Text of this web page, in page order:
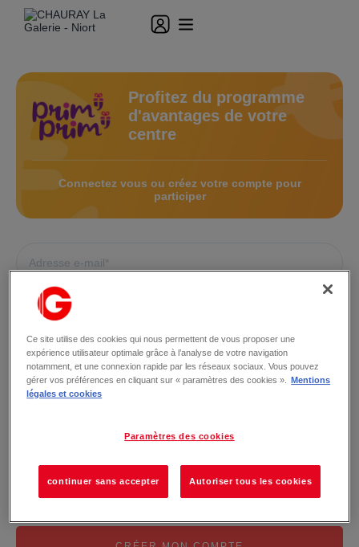
Profitez du programme
d'avantages de votre
centre
Connectez vous ou créez votre compte pour
participer
Se souvenir de moi
Pas encore inscrit ?
Ce site utilise des cookies qui nous permettent de vous proposer une
expérience utilisateur optimale grâce à l’analyse de votre navigation
notamment, et une connexion rapide par les réseaux sociaux. Vous pouvez
gérer vos préférences en cliquant sur « paramètres des cookies ».
Mentions
légales et cookies
Paramètres des cookies
continuer sans accepter Autoriser tous les cookies